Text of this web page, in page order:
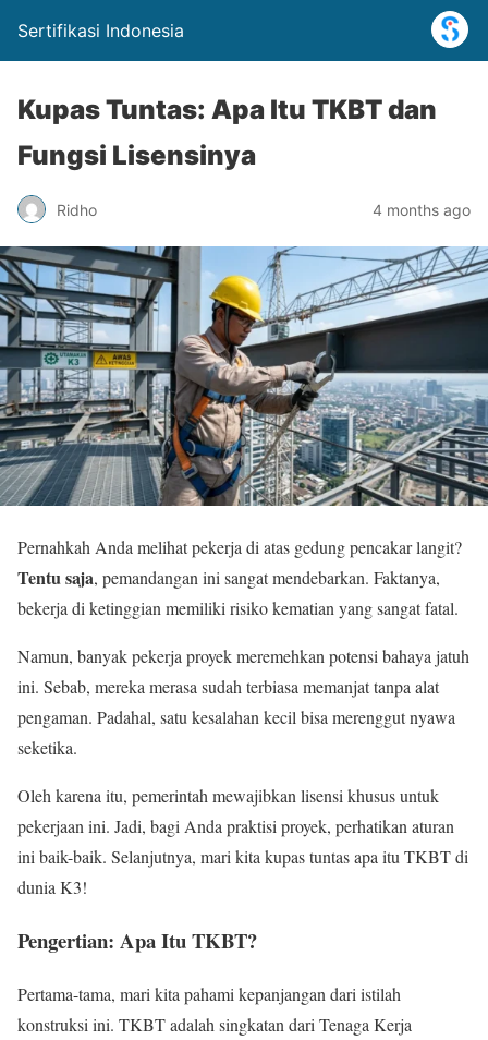
Sertifikasi Indonesia
Kupas Tuntas: Apa Itu TKBT dan
Fungsi Lisensinya
Ridho 4 months ago
Pernahkah Anda melihat pekerja di atas gedung pencakar langit?
Tentu saja, pemandangan ini sangat mendebarkan. Faktanya,
bekerja di ketinggian memiliki risiko kematian yang sangat fatal.
Namun, banyak pekerja proyek meremehkan potensi bahaya jatuh
ini. Sebab, mereka merasa sudah terbiasa memanjat tanpa alat
pengaman. Padahal, satu kesalahan kecil bisa merenggut nyawa
seketika.
Oleh karena itu, pemerintah mewajibkan lisensi khusus untuk
pekerjaan ini. Jadi, bagi Anda praktisi proyek, perhatikan aturan
ini baik-baik. Selanjutnya, mari kita kupas tuntas apa itu TKBT di
dunia K3!
Pengertian: Apa Itu TKBT?
Pertama-tama, mari kita pahami kepanjangan dari istilah
konstruksi ini. TKBT adalah singkatan dari Tenaga Kerja